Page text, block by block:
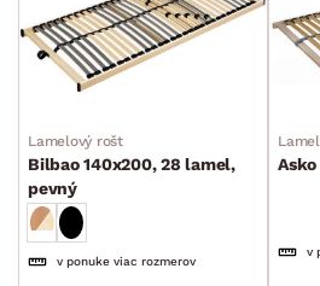
SKLADOVOSŤ
Lamelový rošt
Bilbao 140x200, 28 lamel,
pevný
v ponuke viac rozmerov
v